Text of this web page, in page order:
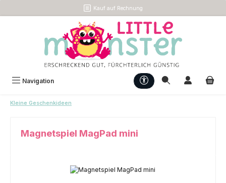
Kauf auf Rechnung
Navigation Werkzeugleiste anzeigen
Kleine Geschenkideen
Magnetspiel MagPad mini
Bildergalerie überspringen